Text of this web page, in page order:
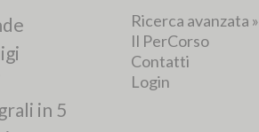
in 5
Ricerca avanzata »
Il PerCorso
Contatti
Login